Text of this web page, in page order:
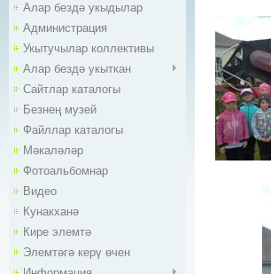
Алар бездә укыдылар
Администрация
Укытучылар коллективы
Алар бездә укыткан
Сайтлар каталогы
Безнең музей
Файллар каталогы
Мәкаләләр
Фотоальбомнар
Видео
Кунакханә
Кире элемтә
Элемтәгә керү өчен